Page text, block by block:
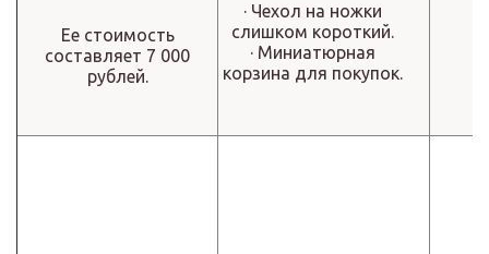
Ее стоимость
составляет 7 000
рублей.
· Чехол на ножки
слишком короткий.
· Миниатюрная
корзина для покупок.